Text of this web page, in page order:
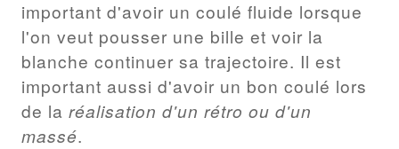
important d'avoir un coulé fluide lorsque
l'on veut pousser une bille et voir la
blanche continuer sa trajectoire. Il est
important aussi d'avoir un bon coulé lors
de la réalisation d'un rétro ou d'un
massé.